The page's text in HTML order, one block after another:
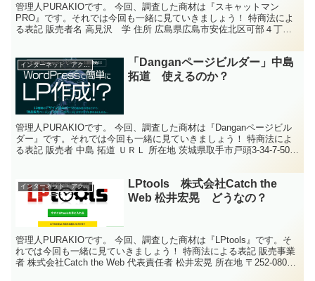
管理人PURAKIOです。 今回、調査した商材は『スキャットマン
PRO』です。それでは今回も一緒に見ていきましょう！ 特商法によ
る表記 販売者名 高見沢 学 住所 広島県広島市安佐北区可部４丁目
インターネット・アクセスアップ
「Danganページビルダー」中島
拓道 使えるのか？
管理人PURAKIOです。 今回、調査した商材は『Danganページビル
ダー』です。それでは今回も一緒に見ていきましょう！ 特商法によ
る表記 販売者 中島 拓道 ＵＲＬ 所在地 茨城県取手市戸頭3-34-7-506
インターネット・アクセスアップ
LPtools 株式会社Catch the
Web 松井宏晃 どうなの？
管理人PURAKIOです。 今回、調査した商材は『LPtools』です。そ
れでは今回も一緒に見ていきましょう！ 特商法による表記 販売事業
者 株式会社Catch the Web 代表責任者 松井宏晃 所在地 〒252-0804